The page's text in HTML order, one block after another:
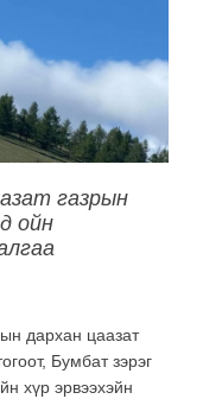
газрын
ойн
дархан цаазат
Бумбат зэрэг
хүр эрвээхэйн